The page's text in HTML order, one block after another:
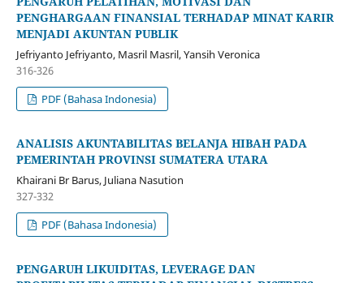
PENGHARGAAN FINANSIAL TERHADAP MINAT KARIR
MENJADI AKUNTAN PUBLIK
Jefriyanto Jefriyanto, Masril Masril, Yansih Veronica
316-326
PDF (Bahasa Indonesia)
ANALISIS AKUNTABILITAS BELANJA HIBAH PADA
PEMERINTAH PROVINSI SUMATERA UTARA
Khairani Br Barus, Juliana Nasution
327-332
PDF (Bahasa Indonesia)
PENGARUH LIKUIDITAS, LEVERAGE DAN